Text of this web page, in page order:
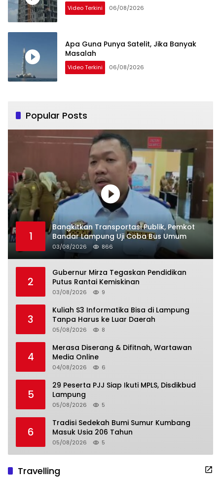
Video Terkini 06/08/2026
Apa Guna Punya Satelit, Jika Banyak
Masalah
Video Terkini 06/08/2026
Popular Posts
1
Bangkitkan Transportasi Publik, Pemkot
Bandar Lampung Uji Coba Bus Umum
03/08/2026 866
2
Gubernur Mirza Tegaskan Pendidikan
Putus Rantai Kemiskinan
03/08/2026 9
3
Kuliah S3 Informatika Bisa di Lampung
Tanpa Harus ke Luar Daerah
05/08/2026 8
4
Merasa Diserang & Difitnah, Wartawan
Media Online
04/08/2026 6
5
29 Peserta PJJ Siap Ikuti MPLS, Disdikbud
Lampung
05/08/2026 5
6
Tradisi Sedekah Bumi Sumur Kumbang
Masuk Usia 206 Tahun
05/08/2026 5
Travelling